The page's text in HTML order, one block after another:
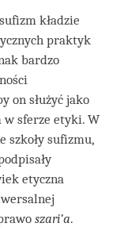
sufizm kładzie
praktyk
bardzo
on służyć jako
w sferze etyki. W
szkoły sufizmu,
etyczna
szari’a.